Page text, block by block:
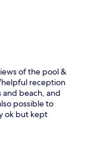
of the pool &
helpful reception
beach, and
possible to
ok but kept
that the room
can open the